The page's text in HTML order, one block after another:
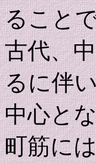
ること
古代、
るに伴
中心と
町筋に